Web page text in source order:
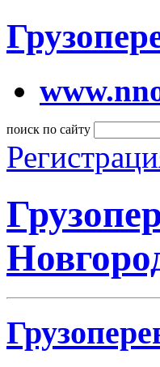
поиск по сайту